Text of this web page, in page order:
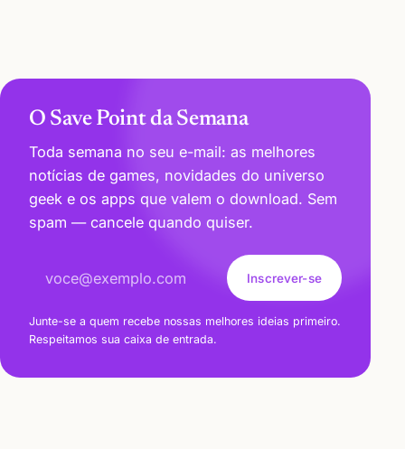
O Save Point da Semana
Toda semana no seu e-mail: as melhores
notícias de games, novidades do universo
geek e os apps que valem o download. Sem
spam — cancele quando quiser.
Inscrever-se
Junte-se a quem recebe nossas melhores ideias primeiro.
Respeitamos sua caixa de entrada.